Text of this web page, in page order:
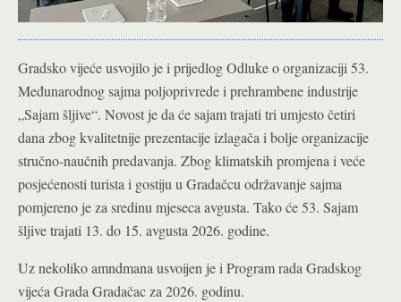
Gradsko vijeće usvojilo je i prijedlog Odluke o organizaciji 53.
Međunarodnog sajma poljoprivrede i prehrambene industrije
„Sajam šljive“. Novost je da će sajam trajati tri umjesto četiri
dana zbog kvalitetnije prezentacije izlagača i bolje organizacije
stručno-naučnih predavanja. Zbog klimatskih promjena i veće
posjećenosti turista i gostiju u Gradačcu održavanje sajma
pomjereno je za sredinu mjeseca avgusta. Tako će 53. Sajam
šljive trajati 13. do 15. avgusta 2026. godine.
Uz nekoliko amndmana usvoijen je i Program rada Gradskog
vijeća Grada Gradačac za 2026. godinu.